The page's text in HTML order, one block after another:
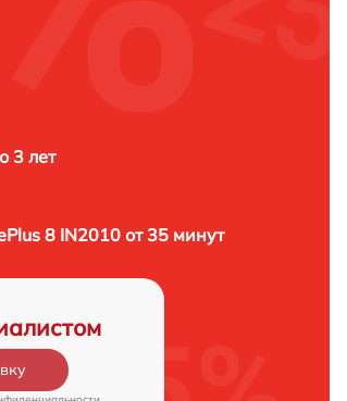
3 лет
8 IN2010 от 35 минут